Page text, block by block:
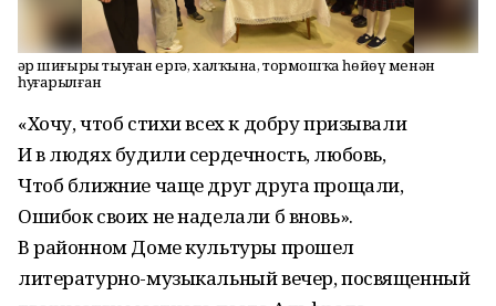
Һәр шиғыры тыуған ергә, халҡына, тормошҡа һөйөү менән
һуғарылған
«Хочу, чтоб стихи всех к добру призывали
И в людях будили сердечность, любовь,
Чтоб ближние чаще друг друга прощали,
Ошибок своих не наделали б вновь».
В районном Доме культуры прошел
литературно-музыкальный вечер, посвященный